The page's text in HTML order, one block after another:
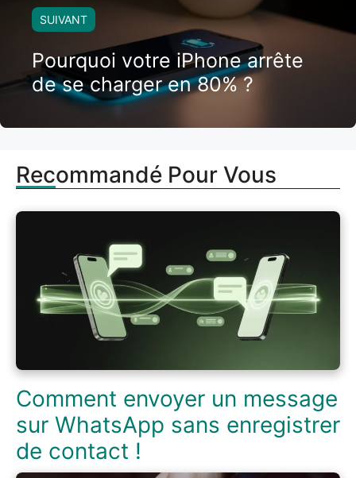
SUIVANT
Pourquoi votre iPhone arrête
de se charger en 80% ?
Recommandé Pour Vous
Comment envoyer un message
sur WhatsApp sans enregistrer
de contact !